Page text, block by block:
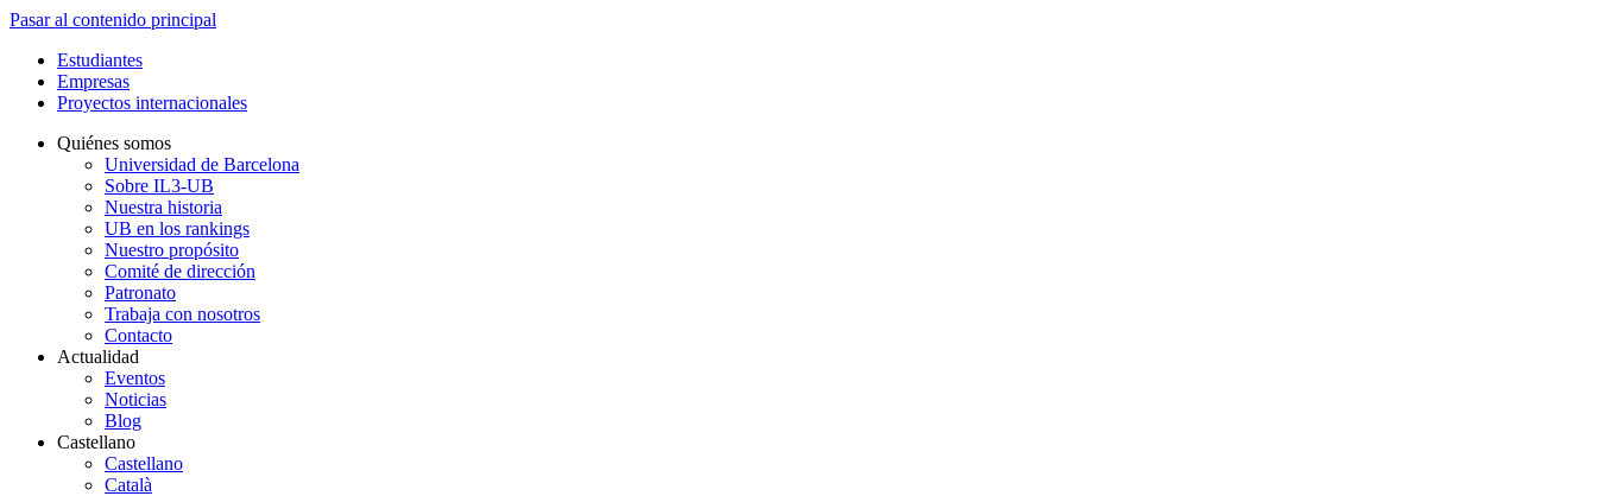
Pasar al contenido principal
Estudiantes
Empresas
Proyectos internacionales
Quiénes somos
Universidad de Barcelona
Sobre IL3-UB
Nuestra historia
UB en los rankings
Nuestro propósito
Comité de dirección
Patronato
Trabaja con nosotros
Contacto
Actualidad
Eventos
Noticias
Blog
Castellano
Castellano
Català